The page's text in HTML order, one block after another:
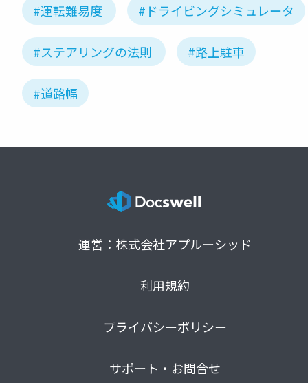
#運転難易度 #ドライビングシミュレータ
#ステアリングの法則 #路上駐車
#道路幅
運営：株式会社アプルーシッド
利用規約
プライバシーポリシー
サポート・お問合せ